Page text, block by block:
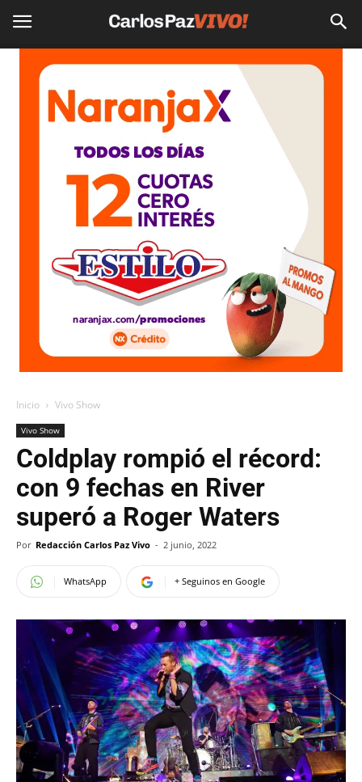
Inicio Vivo Show
Vivo Show
Coldplay rompió el récord:
con 9 fechas en River
superó a Roger Waters
Por Redacción Carlos Paz Vivo - 2 junio, 2022
WhatsApp + Seguinos en Google